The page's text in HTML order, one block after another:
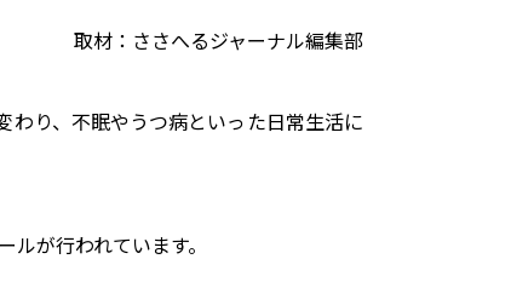
取材：ささへるジャーナル編集部
り、不眠やうつ病といった日常生活に
が行われています。